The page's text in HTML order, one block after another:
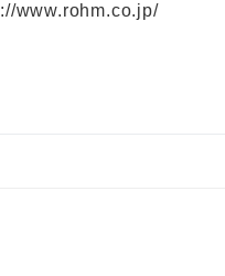
www.rohm.co.jp/